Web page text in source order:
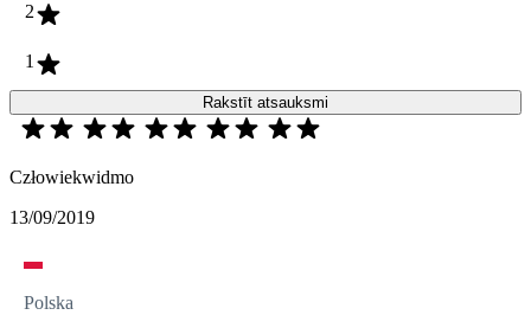
2
1
Rakstīt atsauksmi
Człowiekwidmo
13/09/2019
Polska